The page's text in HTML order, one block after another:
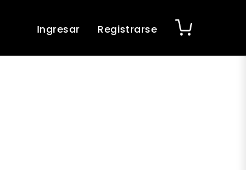
Ingresar Registrarse